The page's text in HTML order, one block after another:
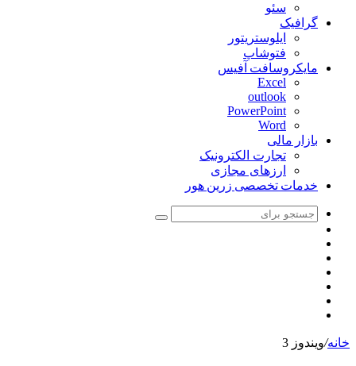
سئو
گرافیک
ایلوستریتور
فتوشاپ
مایکروسافت آفیس
Excel
outlook
PowerPoint
Word
بازار مالی
تجارت الکترونیک
ارزهای مجازی
خدمات تخصصی زرین هور
جستجو
خانه/ویندوز 3